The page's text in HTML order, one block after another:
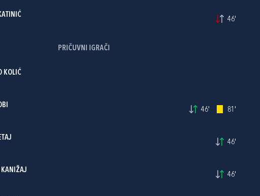
46'
PRIČUVNI IGRAČI
KOLIĆ
46' 81'
46'
KANIŽAJ
46'